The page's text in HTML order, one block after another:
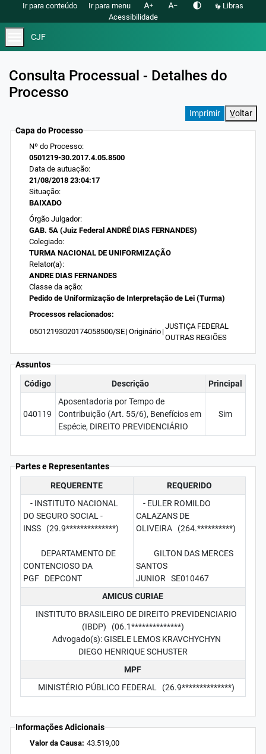
Ir para conteúdo Ir para menu text_increase text_decrease contrast
Libras
Acessibilidade
CJF
Consulta Processual - Detalhes do
Processo
Voltar
Capa do Processo
Nº do Processo:
0501219-30.2017.4.05.8500
Data de autuação:
21/08/2018 23:04:17
Situação:
BAIXADO
Órgão Julgador:
GAB. 5A (Juiz Federal ANDRÉ DIAS FERNANDES)
Colegiado:
TURMA NACIONAL DE UNIFORMIZAÇÃO
Relator(a):
ANDRE DIAS FERNANDES
Classe da ação:
Pedido de Uniformização de Interpretação de Lei (Turma)
Processos relacionados:
05012193020174058500/SE | Originário |
JUSTIÇA FEDERAL
OUTRAS REGIÕES
Assuntos
Código
Descrição Principal
040119
Aposentadoria por Tempo de
Contribuição (Art. 55/6), Benefícios em
Espécie, DIREITO PREVIDENCIÁRIO
Sim
Partes e Representantes
REQUERENTE
REQUERIDO
- INSTITUTO NACIONAL
DO SEGURO SOCIAL -
INSS (29.9**************)
DEPARTAMENTO DE
CONTENCIOSO DA
PGF DEPCONT
- EULER ROMILDO
CALAZANS DE
OLIVEIRA (264.**********)
GILTON DAS MERCES
SANTOS
JUNIOR SE010467
AMICUS CURIAE
INSTITUTO BRASILEIRO DE DIREITO PREVIDENCIARIO
(IBDP) (06.1**************)
Advogado(s): GISELE LEMOS KRAVCHYCHYN
DIEGO HENRIQUE SCHUSTER
MPF
MINISTÉRIO PÚBLICO FEDERAL (26.9**************)
Informações Adicionais
Valor da Causa: 43.519,00